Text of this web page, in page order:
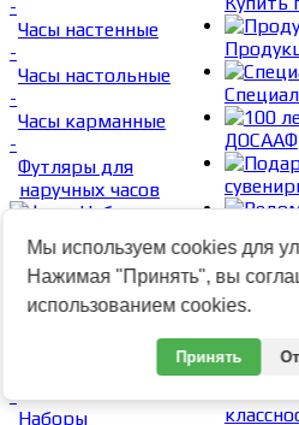
-
Часы настенные
-
Часы настольные
-
Часы карманные
-
Футляры для
наручных часов
Наборы
подарочные
-
Наборы
ДОСААФ
Знаки
Мы используем cookies для
Нажимая "Принять", вы
использованием cookies.
Принять